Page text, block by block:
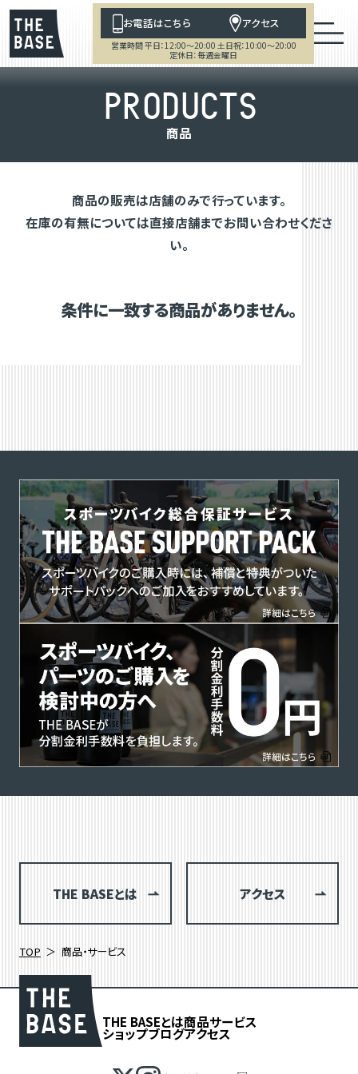
お電話はこちら アクセス
営業時間 平日：12:00～20:00 土日祝：10:00～20:00
定休日：毎週金曜日
PRODUCTS
商品
商品の販売は店舗のみで行っています。
在庫の有無については直接店舗までお問い合わせくださ
い。
条件に一致する商品がありません。
THE BASEとは アクセス
TOP 商品・サービス
THE BASEとは商品サービス
ショップブログアクセス